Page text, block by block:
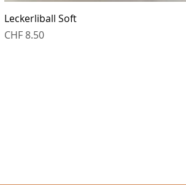
Leckerliball Soft
Preis
CHF 8.50